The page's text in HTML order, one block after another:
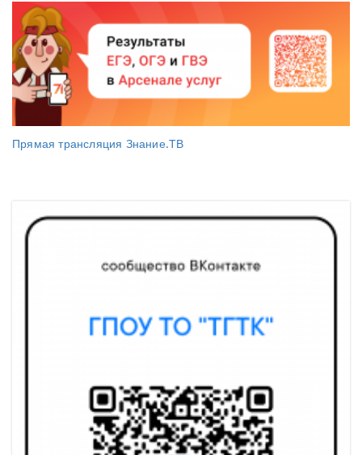
Прямая трансляция Знание.ТВ